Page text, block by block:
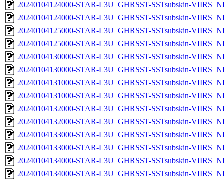
20240104124000-STAR-L3U_GHRSST-SSTsubskin-
20240104124000-STAR-L3U_GHRSST-SSTsubskin-
20240104125000-STAR-L3U_GHRSST-SSTsubskin-
20240104125000-STAR-L3U_GHRSST-SSTsubskin-
20240104130000-STAR-L3U_GHRSST-SSTsubskin-
20240104130000-STAR-L3U_GHRSST-SSTsubskin-
20240104131000-STAR-L3U_GHRSST-SSTsubskin-
20240104131000-STAR-L3U_GHRSST-SSTsubskin-
20240104132000-STAR-L3U_GHRSST-SSTsubskin-
20240104132000-STAR-L3U_GHRSST-SSTsubskin-
20240104133000-STAR-L3U_GHRSST-SSTsubskin-
20240104133000-STAR-L3U_GHRSST-SSTsubskin-
20240104134000-STAR-L3U_GHRSST-SSTsubskin-
20240104134000-STAR-L3U_GHRSST-SSTsubskin-